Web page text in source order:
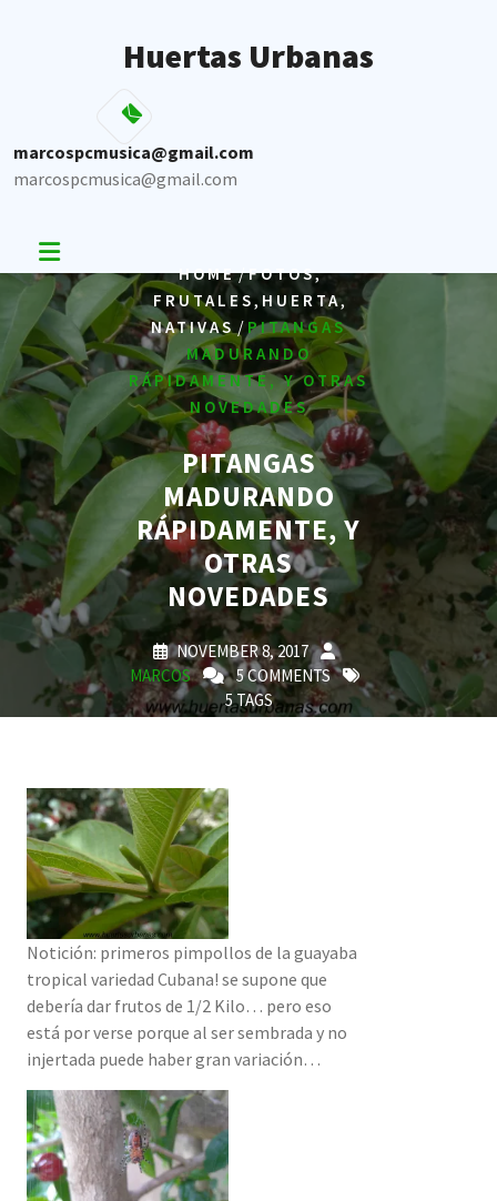
Huertas Urbanas
marcospcmusica@gmail.com
marcospcmusica@gmail.com
HOME/FOTOS,
FRUTALES, HUERTA,
NATIVAS / PITANGAS
MADURANDO
RÁPIDAMENTE, Y OTRAS
NOVEDADES
PITANGAS
MADURANDO
RÁPIDAMENTE, Y
OTRAS
NOVEDADES
NOVEMBER 8, 2017
MARCOS
5 COMMENTS
5 TAGS
Notición: primeros pimpollos de la guayaba
tropical variedad Cubana! se supone que
debería dar frutos de 1/2 Kilo… pero eso
está por verse porque al ser sembrada y no
injertada puede haber gran variación…